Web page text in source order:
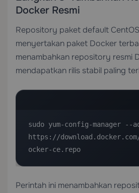
Docker Resmi
Repository paket default
menyertakan paket Docker
menambahkan repository resmi
mendapatkan rilis stabil paling
sudo yum-config-manager --
https://
ocker-ce.repo
Perintah ini menambahkan